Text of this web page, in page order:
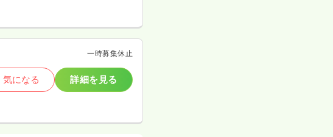
一時募集休止
気になる 詳細を見る